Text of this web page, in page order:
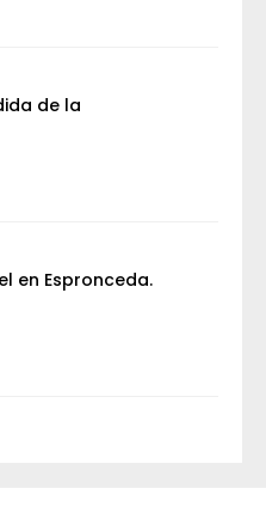
de la
en Espronceda.